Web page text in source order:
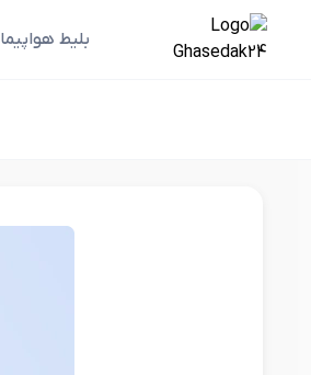
بلیط هواپیما